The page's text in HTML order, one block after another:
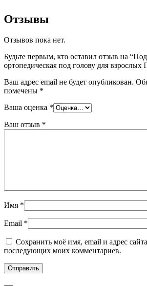
Отзывы
Отзывов пока нет.
Будьте первым, кто оставил отзыв на
ортопедическая под голову для взрослых
Ваш адрес email не будет опубликован.
помечены *
Ваша оценка *
Ваш отзыв *
Имя *
Email *
Сохранить моё имя, email и адрес
последующих моих комментариев.